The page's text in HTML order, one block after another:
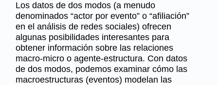
Los datos de dos modos (a menudo
denominados “actor por evento” o “afiliación”
en el análisis de redes sociales) ofrecen
algunas posibilidades interesantes para
obtener información sobre las relaciones
macro-micro o agente-estructura. Con datos
de dos modos, podemos examinar cómo las
macroestructuras (eventos) modelan las